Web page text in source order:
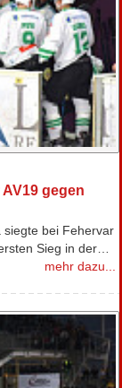
gegen
siegte bei Fehervar
Sieg in der…
mehr dazu...